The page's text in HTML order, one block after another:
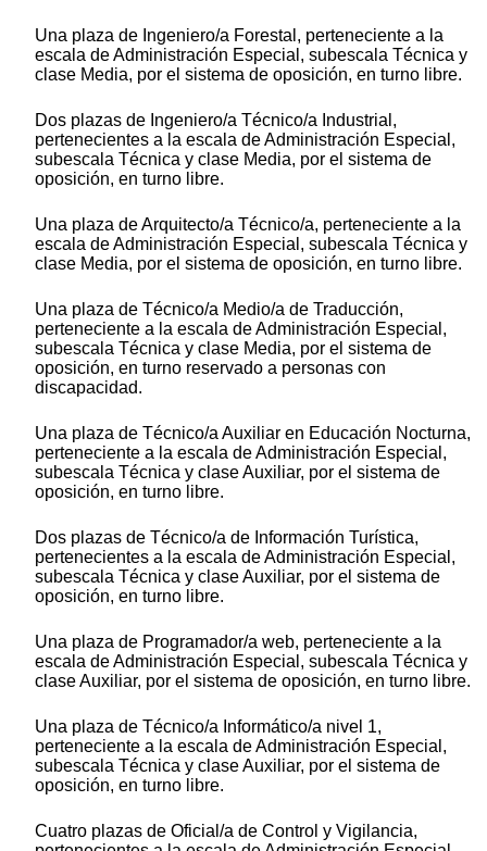
Una plaza de Ingeniero/a Forestal, perteneciente a la
escala de Administración Especial, subescala Técnica y
clase Media, por el sistema de oposición, en turno libre.
Dos plazas de Ingeniero/a Técnico/a Industrial,
pertenecientes a la escala de Administración Especial,
subescala Técnica y clase Media, por el sistema de
oposición, en turno libre.
Una plaza de Arquitecto/a Técnico/a, perteneciente a la
escala de Administración Especial, subescala Técnica y
clase Media, por el sistema de oposición, en turno libre.
Una plaza de Técnico/a Medio/a de Traducción,
perteneciente a la escala de Administración Especial,
subescala Técnica y clase Media, por el sistema de
oposición, en turno reservado a personas con
discapacidad.
Una plaza de Técnico/a Auxiliar en Educación Nocturna,
perteneciente a la escala de Administración Especial,
subescala Técnica y clase Auxiliar, por el sistema de
oposición, en turno libre.
Dos plazas de Técnico/a de Información Turística,
pertenecientes a la escala de Administración Especial,
subescala Técnica y clase Auxiliar, por el sistema de
oposición, en turno libre.
Una plaza de Programador/a web, perteneciente a la
escala de Administración Especial, subescala Técnica y
clase Auxiliar, por el sistema de oposición, en turno libre.
Una plaza de Técnico/a Informático/a nivel 1,
perteneciente a la escala de Administración Especial,
subescala Técnica y clase Auxiliar, por el sistema de
oposición, en turno libre.
Cuatro plazas de Oficial/a de Control y Vigilancia,